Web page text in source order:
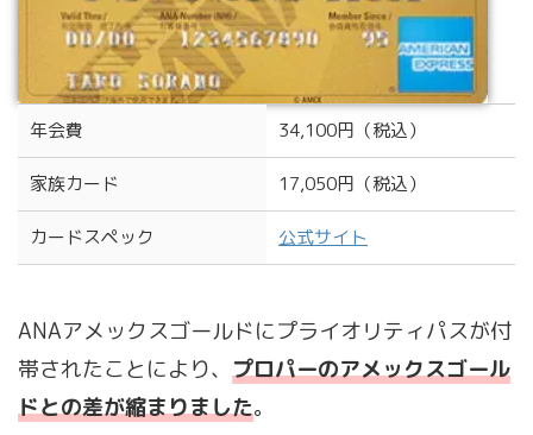
年会費 34,100円（税込）
家族カード 17,050円（税込）
カードスペック 公式サイト
ANAアメックスゴールドにプライオリティパスが付
帯されたことにより、 プロパーのアメックスゴール
ドとの差が縮まりました。